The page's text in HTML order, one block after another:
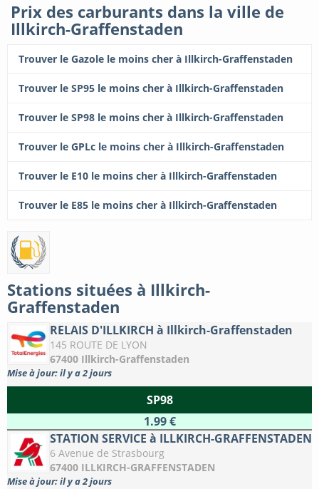
Prix des carburants dans la ville de
Illkirch-Graffenstaden
Trouver le Gazole le moins cher à Illkirch-Graffenstaden
Trouver le SP95 le moins cher à Illkirch-Graffenstaden
Trouver le SP98 le moins cher à Illkirch-Graffenstaden
Trouver le GPLc le moins cher à Illkirch-Graffenstaden
Trouver le E10 le moins cher à Illkirch-Graffenstaden
Trouver le E85 le moins cher à Illkirch-Graffenstaden
Stations situées à Illkirch-
Graffenstaden
RELAIS D'ILLKIRCH à Illkirch-Graffenstaden
145 ROUTE DE LYON
67400 Illkirch-Graffenstaden
Mise à jour: il y a 2 jours
SP98
1.99 €
STATION SERVICE à ILLKIRCH-GRAFFENSTADEN
6 Avenue de Strasbourg
67400 ILLKIRCH-GRAFFENSTADEN
Mise à jour: il y a 2 jours